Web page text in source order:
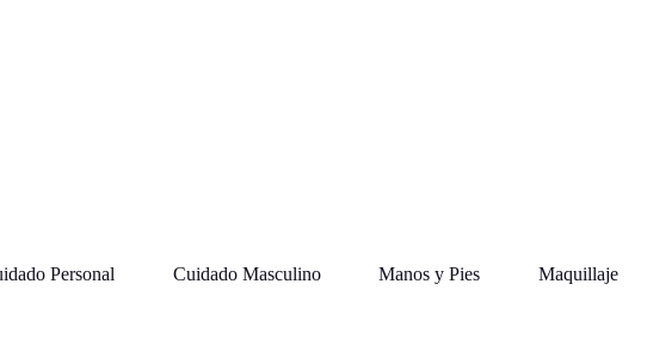
Personal Cuidado Masculino Manos y Pies Maquillaje